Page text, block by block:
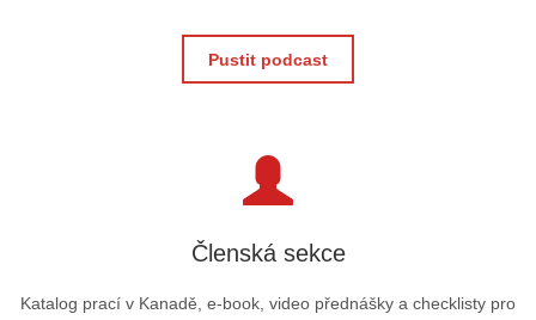
Pustit podcast
Členská sekce
Katalog prací v Kanadě, e-book, video přednášky a checklisty pro